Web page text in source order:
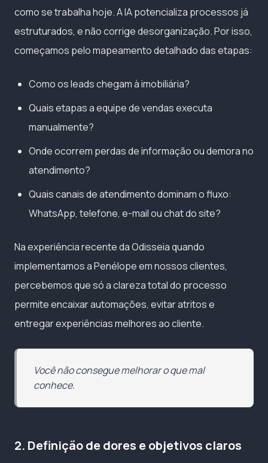
como se trabalha hoje. A IA potencializa processos já
estruturados, e não corrige desorganização. Por isso,
começamos pelo mapeamento detalhado das etapas:
Como os leads chegam à imobiliária?
Quais etapas a equipe de vendas executa
manualmente?
Onde ocorrem perdas de informação ou demora no
atendimento?
Quais canais de atendimento dominam o fluxo:
WhatsApp, telefone, e-mail ou chat do site?
Na experiência recente da Odisseia quando
implementamos a Penélope em nossos clientes,
percebemos que só a clareza total do processo
permite encaixar automações, evitar atritos e
entregar experiências melhores ao cliente.
Você não consegue melhorar o que mal
conhece.
2. Definição de dores e objetivos claros